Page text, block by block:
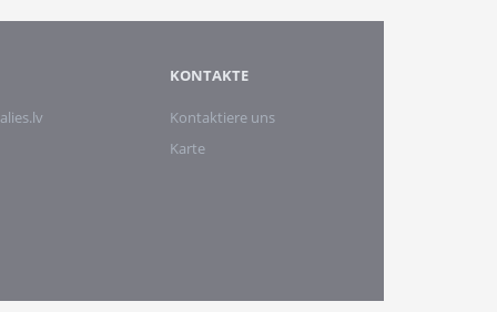
KONTAKTE
Kontaktiere uns
Karte